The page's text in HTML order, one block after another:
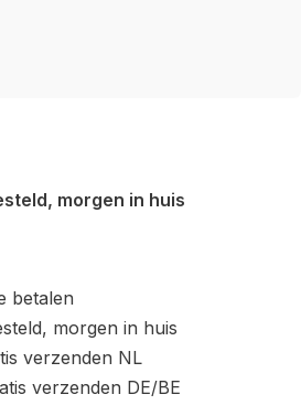
morgen in huis
betalen
morgen in huis
verzenden NL
verzenden DE/BE